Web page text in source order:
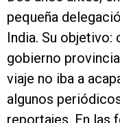
pequeña
India. Su objetivo:
gobierno
viaje no iba a
algunos
reportajes. En las